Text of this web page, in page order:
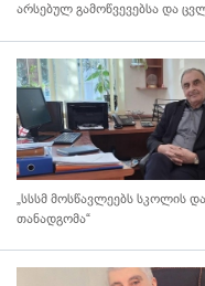
არსებულ გამოწვევებსა და
„სსსმ მოსწავლეებს სკოლის
თანადგომა“